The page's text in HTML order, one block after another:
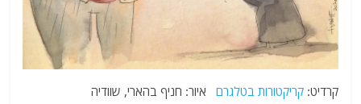
קרדיט:קריקטורות בטלגרם איור: חניף בהארי, שוודיה